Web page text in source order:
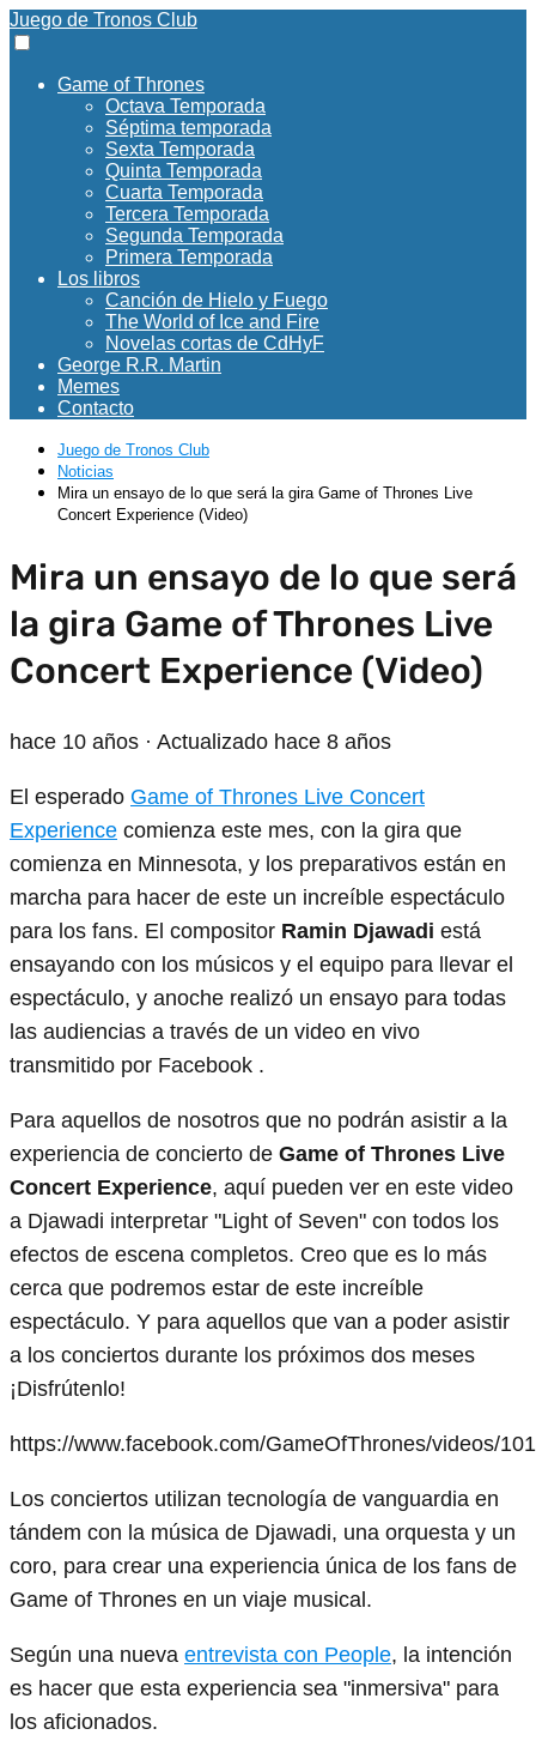
Juego de Tronos Club
Game of Thrones
Octava Temporada
Séptima temporada
Sexta Temporada
Quinta Temporada
Cuarta Temporada
Tercera Temporada
Segunda Temporada
Primera Temporada
Los libros
Canción de Hielo y Fuego
The World of Ice and Fire
Novelas cortas de CdHyF
George R.R. Martin
Memes
Contacto
Juego de Tronos Club
Noticias
Mira un ensayo de lo que será la gira Game of Thrones Live
Concert Experience (Video)
Mira un ensayo de lo que será
la gira Game of Thrones Live
Concert Experience (Video)
hace 10 años · Actualizado hace 8 años
El esperado Game of Thrones Live Concert
Experience comienza este mes, con la gira que
comienza en Minnesota, y los preparativos están en
marcha para hacer de este un increíble espectáculo
para los fans. El compositor Ramin Djawadi está
ensayando con los músicos y el equipo para llevar el
espectáculo, y anoche realizó un ensayo para todas
las audiencias a través de un video en vivo
transmitido por Facebook .
Para aquellos de nosotros que no podrán asistir a la
experiencia de concierto de Game of Thrones Live
Concert Experience, aquí pueden ver en este video
a Djawadi interpretar "Light of Seven" con todos los
efectos de escena completos. Creo que es lo más
cerca que podremos estar de este increíble
espectáculo. Y para aquellos que van a poder asistir
a los conciertos durante los próximos dos meses
¡Disfrútenlo!
https://www.facebook.com/GameOfThrones/videos/
Los conciertos utilizan tecnología de vanguardia en
tándem con la música de Djawadi, una orquesta y un
coro, para crear una experiencia única de los fans de
Game of Thrones en un viaje musical.
Según una nueva entrevista con People, la intención
es hacer que esta experiencia sea "inmersiva" para
los aficionados.